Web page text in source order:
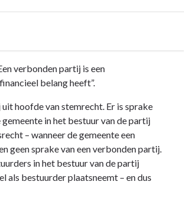
verbonden partij is een
belang heeft”.
hoofde van stemrecht. Er is sprake
in het bestuur van de partij
– wanneer de gemeente een
geen sprake van een verbonden partij.
in het bestuur van de partij
bestuurder plaatsneemt – en dus